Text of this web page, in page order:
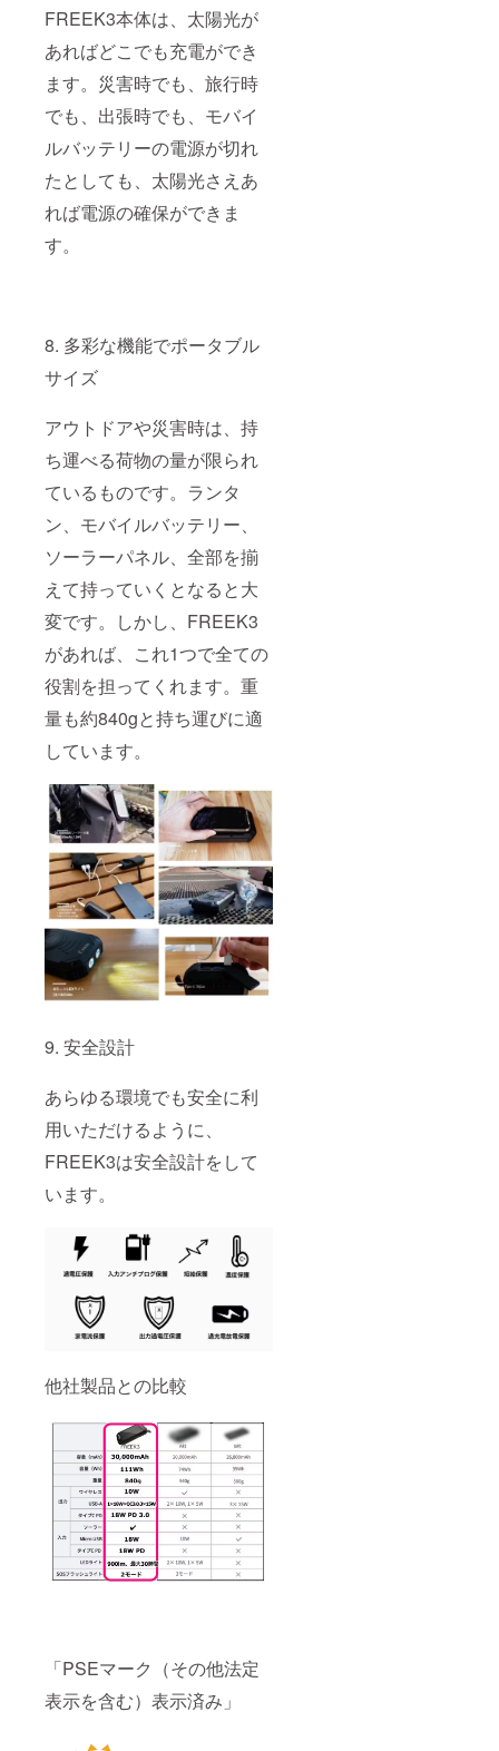
FREEK3本体は、太陽光が
あればどこでも充電ができ
ます。災害時でも、旅行時
でも、出張時でも、モバイ
ルバッテリーの電源が切れ
たとしても、太陽光さえあ
れば電源の確保ができま
す。
8. 多彩な機能でポータブル
サイズ
アウトドアや災害時は、持
ち運べる荷物の量が限られ
ているものです。ランタ
ン、モバイルバッテリー、
ソーラーパネル、全部を揃
えて持っていくとなると大
変です。しかし、FREEK3
があれば、これ1つで全ての
役割を担ってくれます。重
量も約840gと持ち運びに適
しています。
9. 安全設計
あらゆる環境でも安全に利
用いただけるように、
FREEK3は安全設計をして
います。
他社製品との比較
「PSEマーク（その他法定
表示を含む）表示済み」